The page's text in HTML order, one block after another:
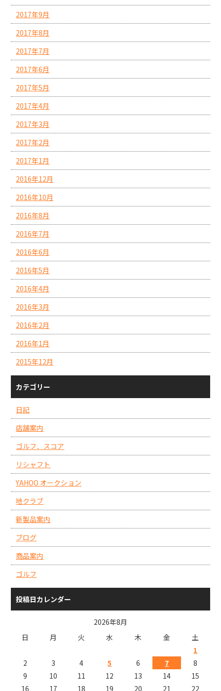
2017年9月
2017年8月
2017年7月
2017年6月
2017年5月
2017年4月
2017年3月
2017年2月
2017年1月
2016年12月
2016年10月
2016年8月
2016年7月
2016年6月
2016年5月
2016年4月
2016年3月
2016年2月
2016年1月
2015年12月
カテゴリー
日記
店舗案内
ゴルフ．スコア
リシャフト
YAHOO オークション
地クラブ
新製品案内
ブログ
商品案内
ゴルフ
投稿日カレンダー
2026年8月
日
月 火 水 木 金
土
1
2
3 4 5 6 7
8
9
10 11 12 13 14
15
16
17 18 19 20 21 22